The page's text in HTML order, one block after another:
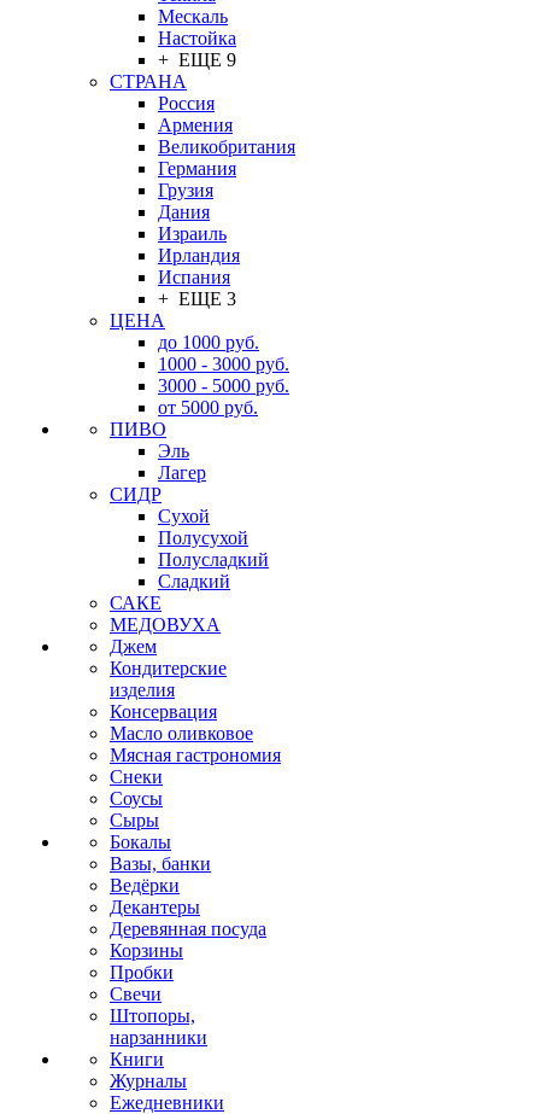
Мескаль
Настойка
+ ЕЩЕ 9
СТРАНА
Россия
Армения
Великобритания
Германия
Грузия
Дания
Израиль
Ирландия
Испания
+ ЕЩЕ 3
ЦЕНА
до 1000 руб.
1000 - 3000 руб.
3000 - 5000 руб.
от 5000 руб.
ПИВО
Эль
Лагер
СИДР
Сухой
Полусухой
Полусладкий
Сладкий
САКЕ
МЕДОВУХА
Джем
Кондитерские
изделия
Консервация
Масло оливковое
Мясная гастрономия
Снеки
Соусы
Сыры
Бокалы
Вазы, банки
Ведёрки
Декантеры
Деревянная посуда
Корзины
Пробки
Свечи
Штопоры,
нарзанники
Книги
Журналы
Ежедневники